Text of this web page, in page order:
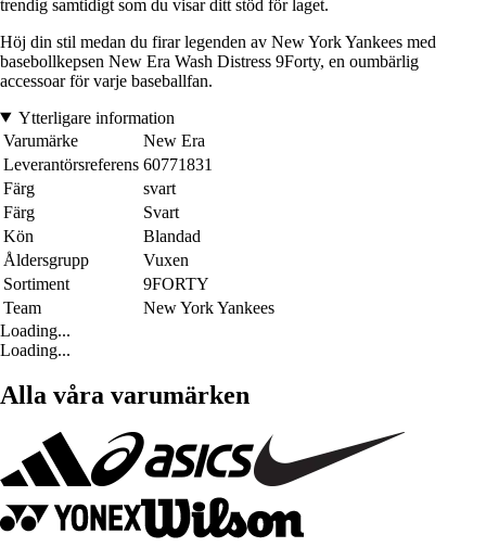
trendig samtidigt som du visar ditt stöd för laget.
Höj din stil medan du firar legenden av New York Yankees med
basebollkepsen New Era Wash Distress 9Forty, en oumbärlig
accessoar för varje baseballfan.
Ytterligare information
Varumärke
New Era
Leverantörsreferens 60771831
Färg
svart
Färg
Svart
Kön
Blandad
Åldersgrupp
Vuxen
Sortiment
9FORTY
Team
New York Yankees
Loading...
Loading...
Alla våra varumärken